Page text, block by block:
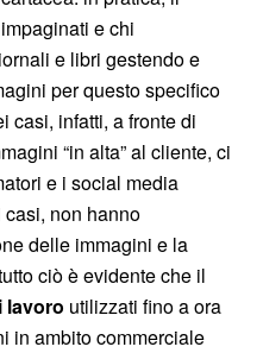
e chi
e libri gestendo e
per questo specifico
casi, infatti, a fronte di
“in alta” al cliente, ci
e i social media
non hanno
delle immagini e la
ciò è evidente che il
lavoro utilizzati fino a ora
in ambito commerciale